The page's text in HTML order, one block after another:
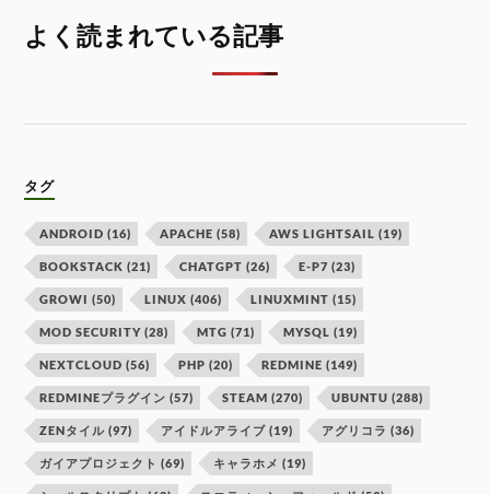
よく読まれている記事
タグ
ANDROID (16) APACHE (58) AWS LIGHTSAIL (19)
BOOKSTACK (21) CHATGPT (26) E-P7 (23)
GROWI (50) LINUX (406) LINUXMINT (15)
MOD SECURITY (28) MTG (71) MYSQL (19)
NEXTCLOUD (56) PHP (20) REDMINE (149)
REDMINEプラグイン (57) STEAM (270) UBUNTU (288)
ZENタイル (97) アイドルアライブ (19) アグリコラ (36)
ガイアプロジェクト (69) キャラホメ (19)